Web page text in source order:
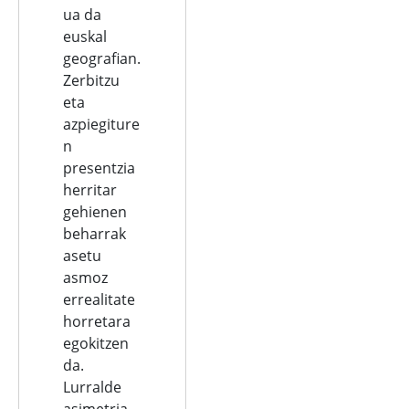
ua da
euskal
geografian.
Zerbitzu
eta
azpiegiture
n
presentzia
herritar
gehienen
beharrak
asetu
asmoz
errealitate
horretara
egokitzen
da.
Lurralde